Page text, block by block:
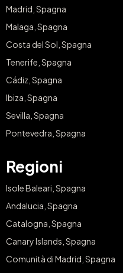
Madrid, Spagna
Malaga, Spagna
Costa del Sol, Spagna
Tenerife, Spagna
Cádiz, Spagna
Ibiza, Spagna
Sevilla, Spagna
Pontevedra, Spagna
Regioni
Isole Baleari, Spagna
Andalucia, Spagna
Catalogna, Spagna
Canary Islands, Spagna
Comunità di Madrid, Spagna